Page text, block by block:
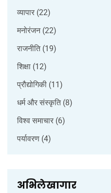
व्यापार (22)
मनोरंजन (22)
राजनीति (19)
शिक्षा (12)
प्रौद्योगिकी (11)
धर्म और संस्कृति (8)
विश्व समाचार (6)
पर्यावरण (4)
अभिलेखागार